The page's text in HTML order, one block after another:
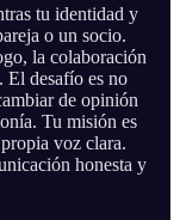
tu identidad y
o un socio.
la colaboración
El desafío es no
de opinión
Tu misión es
voz clara.
honesta y